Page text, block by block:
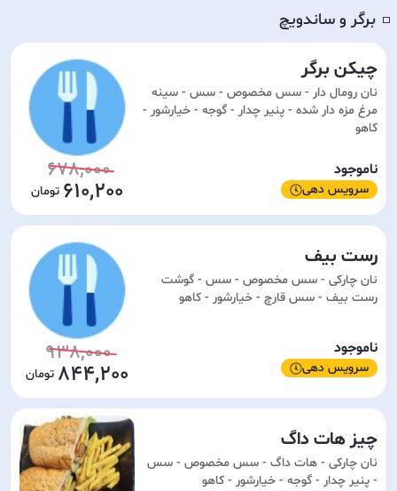
◽️ برگر و ساندویچ
چیکن برگر
نان رومال دار - سس مخصوص - سس - سینه
مرغ مزه دار شده - پنیر چدار - گوجه - خیارشور -
کاهو
ناموجود
سرویس دهی
678,000
610,200
رست بیف
نان چارکی - سس مخصوص - سس - گوشت
رست بیف - سس قارچ - خیارشور - کاهو
ناموجود
سرویس دهی
938,000
844,200
چیز هات داگ
نان چارکی - هات داگ - سس مخصوص - سس
- پنیر چدار - گوجه - خیارشور - کاهو